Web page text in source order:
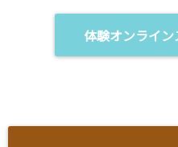
体験オンライ